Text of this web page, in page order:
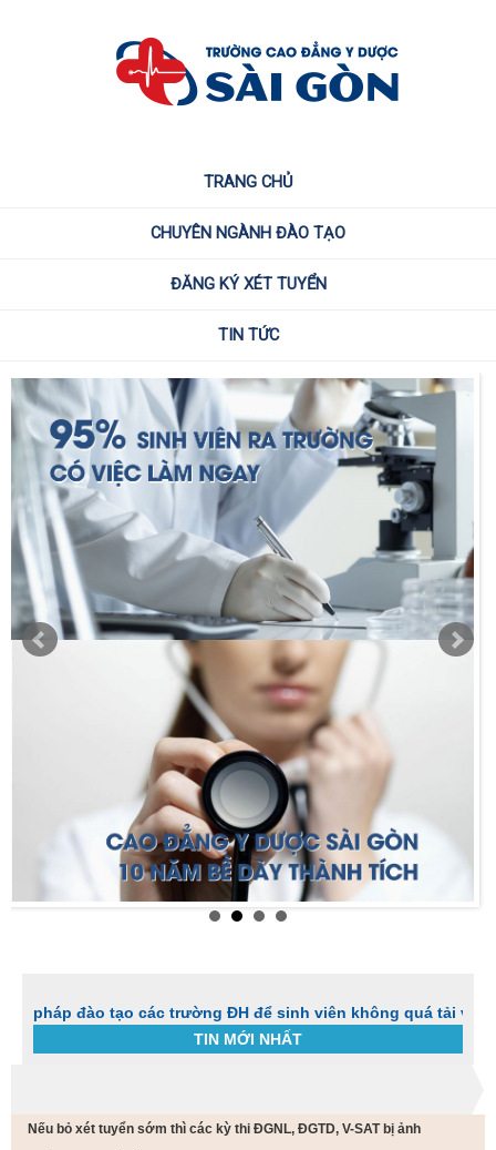
TRANG CHỦ
CHUYÊN NGÀNH ĐÀO TẠO
ĐĂNG KÝ XÉT TUYỂN
TIN TỨC
đào tạo các trường ĐH để sinh viên không quá tải với ngành
TIN MỚI NHẤT
Nếu bỏ xét tuyển sớm thì các kỳ thi ĐGNL, ĐGTD, V-SAT bị ảnh